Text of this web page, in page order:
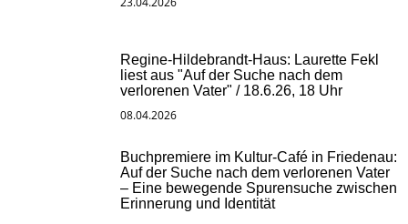
Regine-Hildebrandt-Haus: Laurette Fekl
liest aus "Auf der Suche nach dem
verlorenen Vater" / 18.6.26, 18 Uhr
08.04.2026
Buchpremiere im Kultur-Café in Friedenau:
Auf der Suche nach dem verlorenen Vater
– Eine bewegende Spurensuche zwischen
Erinnerung und Identität